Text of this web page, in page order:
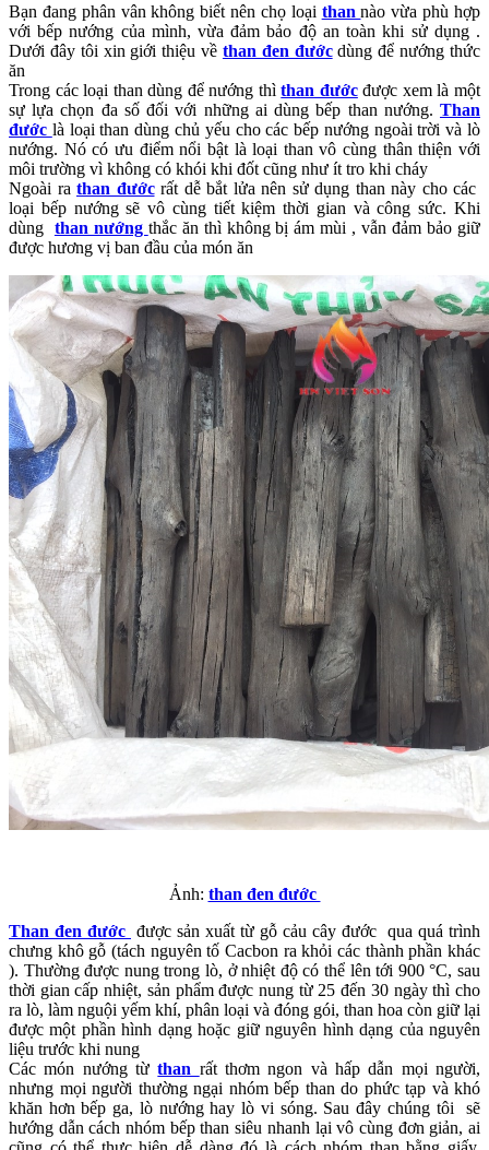
Bạn đang phân vân không biết nên chọ loại thannào vừa phù hợp
với bếp nướng của mình, vừa đảm bảo độ an toàn khi sử dụng .
Dưới đây tôi xin giới thiệu về than đen đướcdùng để nướng thức
ăn
Trong các loại than dùng để nướng thìthan đướcđược xem là một
sự lựa chọn đa số đối với những ai dùng bếp than nướng. Than
đước là loại than dùng chủ yếu cho các bếp nướng ngoài trời và lò
nướng. Nó có ưu điểm nổi bật là loại than vô cùng thân thiện với
môi trường vì không có khói khi đốt cũng như ít tro khi cháy
Ngoài ra than đướcrất dễ bắt lửa nên sử dụng than này cho các
loại bếp nướng sẽ vô cùng tiết kiệm thời gian và công sức. Khi
dùng than nướng thắc ăn thì không bị ám mùi , vẫn đảm bảo giữ
được hương vị ban đầu của món ăn
Ảnh: than đen đước
Than đen đước được sản xuất từ gỗ cảu cây đước qua quá trình
chưng khô gỗ (tách nguyên tố Cacbon ra khỏi các thành phần khác
). Thường được nung trong lò, ở nhiệt độ có thể lên tới 900 °C, sau
thời gian cấp nhiệt, sản phẩm được nung từ 25 đến 30 ngày thì cho
ra lò, làm nguội yếm khí, phân loại và đóng gói, than hoa còn giữ lại
được một phần hình dạng hoặc giữ nguyên hình dạng của nguyên
liệu trước khi nung
Các món nướng từthan rất thơm ngon và hấp dẫn mọi người,
nhưng mọi người thường ngại nhóm bếp than do phức tạp và khó
khăn hơn bếp ga, lò nướng hay lò vi sóng. Sau đây chúng tôi sẽ
hướng dẫn cách nhóm bếp than siêu nhanh lại vô cùng đơn giản, ai